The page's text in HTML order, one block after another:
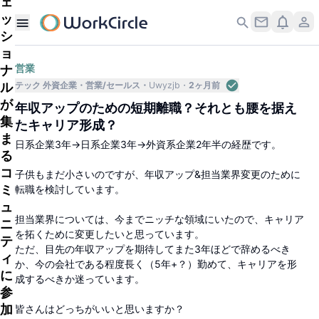
ッ
シ
ョ
ナ
ル
が
集
ま
る
コ
ミ
ュ
ニ
テ
ィ
に
参
加
営業
テック 外資企業 営業/セールス Uwyzjb 2ヶ月前
年収アップのための短期離職？それとも腰を据え
たキャリア形成？
日系企業3年→日系企業3年→外資系企業2年半の経歴です。
子供もまだ小さいのですが、年収アップ&担当業界変更のために
転職を検討しています。
担当業界については、今までニッチな領域にいたので、キャリア
を拓くために変更したいと思っています。
ただ、目先の年収アップを期待してまた3年ほどで辞めるべき
か、今の会社である程度長く（5年+？）勤めて、キャリアを形
成するべきか迷っています。
皆さんはどっちがいいと思いますか？